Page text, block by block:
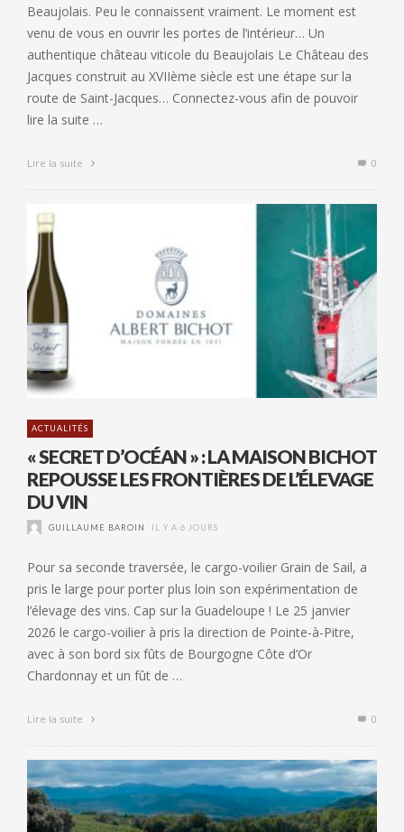
Beaujolais. Peu le connaissent vraiment. Le moment est
venu de vous en ouvrir les portes de l’intérieur… Un
authentique château viticole du Beaujolais Le Château des
Jacques construit au XVIIème siècle est une étape sur la
route de Saint-Jacques… Connectez-vous afin de pouvoir
lire la suite …
Lire la suite 0
ACTUALITÉS
« SECRET D’OCÉAN » : LA MAISON BICHOT
REPOUSSE LES FRONTIÈRES DE L’ÉLEVAGE
DU VIN
GUILLAUME BAROIN IL Y A 6 JOURS
Pour sa seconde traversée, le cargo-voilier Grain de Sail, a
pris le large pour porter plus loin son expérimentation de
l’élevage des vins. Cap sur la Guadeloupe ! Le 25 janvier
2026 le cargo-voilier à pris la direction de Pointe-à-Pitre,
avec à son bord six fûts de Bourgogne Côte d’Or
Chardonnay et un fût de …
Lire la suite 0